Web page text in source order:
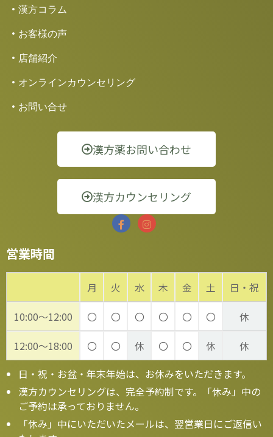
漢方コラム
お客様の声
店舗紹介
オンラインカウンセリング
お問い合せ
漢方薬お問い合わせ
漢方カウンセリング
営業時間
月 火 水 木 金 土
日・祝
10:00～12:00
〇 〇 〇 〇 〇 〇
休
12:00～18:00
〇 〇 休 〇 〇 休
休
日・祝・お盆・年末年始は、お休みをいただきます。
漢方カウンセリングは、完全予約制です。「休み」中の
ご予約は承っておりません。
「休み」中にいただいたメールは、翌営業日にご返信い